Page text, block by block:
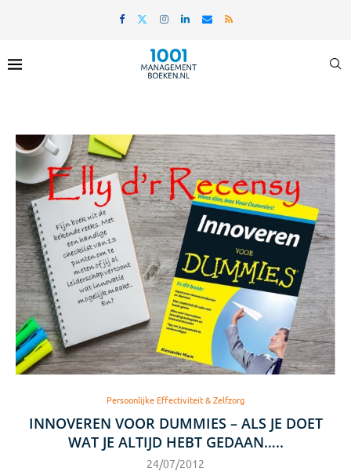
Persoonlijke Effectiviteit & Zelfzorg
INNOVEREN VOOR DUMMIES – ALS JE DOET
WAT JE ALTIJD HEBT GEDAAN…..
24/07/2012